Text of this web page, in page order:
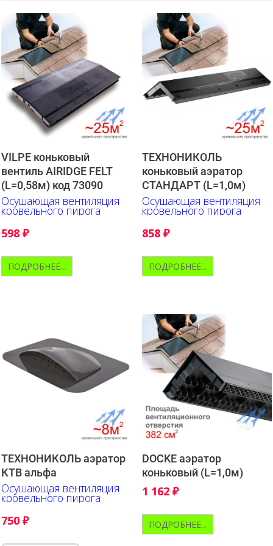
VILPE коньковый
вентиль AIRIDGE FELT
(L=0,58м) код 73090
Осушающая вентиляция
кровельного пирога
598 ₽
ПОДРОБНЕЕ...
ТЕХНОНИКОЛЬ
коньковый аэратор
СТАНДАРТ (L=1,0м)
Осушающая вентиляция
кровельного пирога
858 ₽
ПОДРОБНЕЕ...
ТЕХНОНИКОЛЬ аэратор
КТВ альфа
Осушающая вентиляция
кровельного пирога
750 ₽
DOCKE аэратор
коньковый (L=1,0м)
1 162 ₽
ПОДРОБНЕЕ...